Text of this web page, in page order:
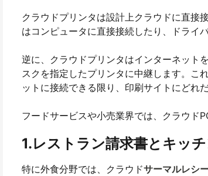
クラウドプリンタは設計上クラウドに直接
はコンピュータに直接接続したり、ドライ
逆に、クラウドプリンタはインターネット
スクを指定したプリンタに中継します。こ
ットに接続できる限り、印刷サイトにどれ
フードサービスや小売業界では、クラウド
1.レストラン請求書とキッ
特に外食分野では、クラウドサーマルレシ